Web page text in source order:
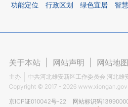
功能定位 行政区划 绿色宜居 智
关于本站 网站声明 网站地图
主办
中共河北雄安新区工作委员会 河北雄
Copyright © 2017 - 2026
京ICP证010042号-22
网站标识码